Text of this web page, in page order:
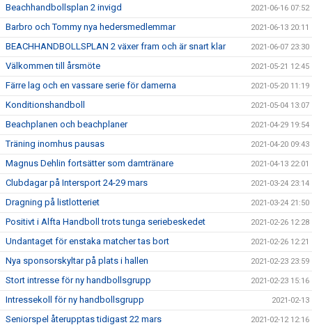
Beachhandbollsplan 2 invigd 2021-06-16 07:52
Barbro och Tommy nya hedersmedlemmar 2021-06-13 20:11
BEACHHANDBOLLSPLAN 2 växer fram och är snart klar 2021-06-07 23:30
Välkommen till årsmöte 2021-05-21 12:45
Färre lag och en vassare serie för damerna 2021-05-20 11:19
Konditionshandboll 2021-05-04 13:07
Beachplanen och beachplaner 2021-04-29 19:54
Träning inomhus pausas 2021-04-20 09:43
Magnus Dehlin fortsätter som damtränare 2021-04-13 22:01
Clubdagar på Intersport 24-29 mars 2021-03-24 23:14
Dragning på listlotteriet 2021-03-24 21:50
Positivt i Alfta Handboll trots tunga seriebeskedet 2021-02-26 12:28
Undantaget för enstaka matcher tas bort 2021-02-26 12:21
Nya sponsorskyltar på plats i hallen 2021-02-23 23:59
Stort intresse för ny handbollsgrupp 2021-02-23 15:16
Intressekoll för ny handbollsgrupp 2021-02-13
Seniorspel återupptas tidigast 22 mars 2021-02-12 12:16